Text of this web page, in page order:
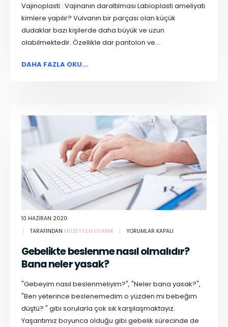
Vajinoplasti : Vajinanın daraltılması Labioplasti ameliyatı
kimlere yapılır? Vulvanın bir parçası olan küçük
dudaklar bazı kişilerde daha büyük ve uzun
olabilmektedir. Özellikle dar pantolon ve...
DAHA FAZLA OKU...
10 HAZIRAN 2020
TARAFINDAN MÜZEYYEN UYANIK YORUMLAR KAPALI
Gebelikte beslenme nasıl olmalıdır?
Bana neler yasak?
"Gebeyim nasıl beslenmeliyim?", "Neler bana yasak?",
"Ben yeterince beslenemedim o yüzden mi bebeğim
düştü? " gibi sorularla çok sık karşılaşmaktayız.
Yaşantımız boyunca olduğu gibi gebelik sürecinde de